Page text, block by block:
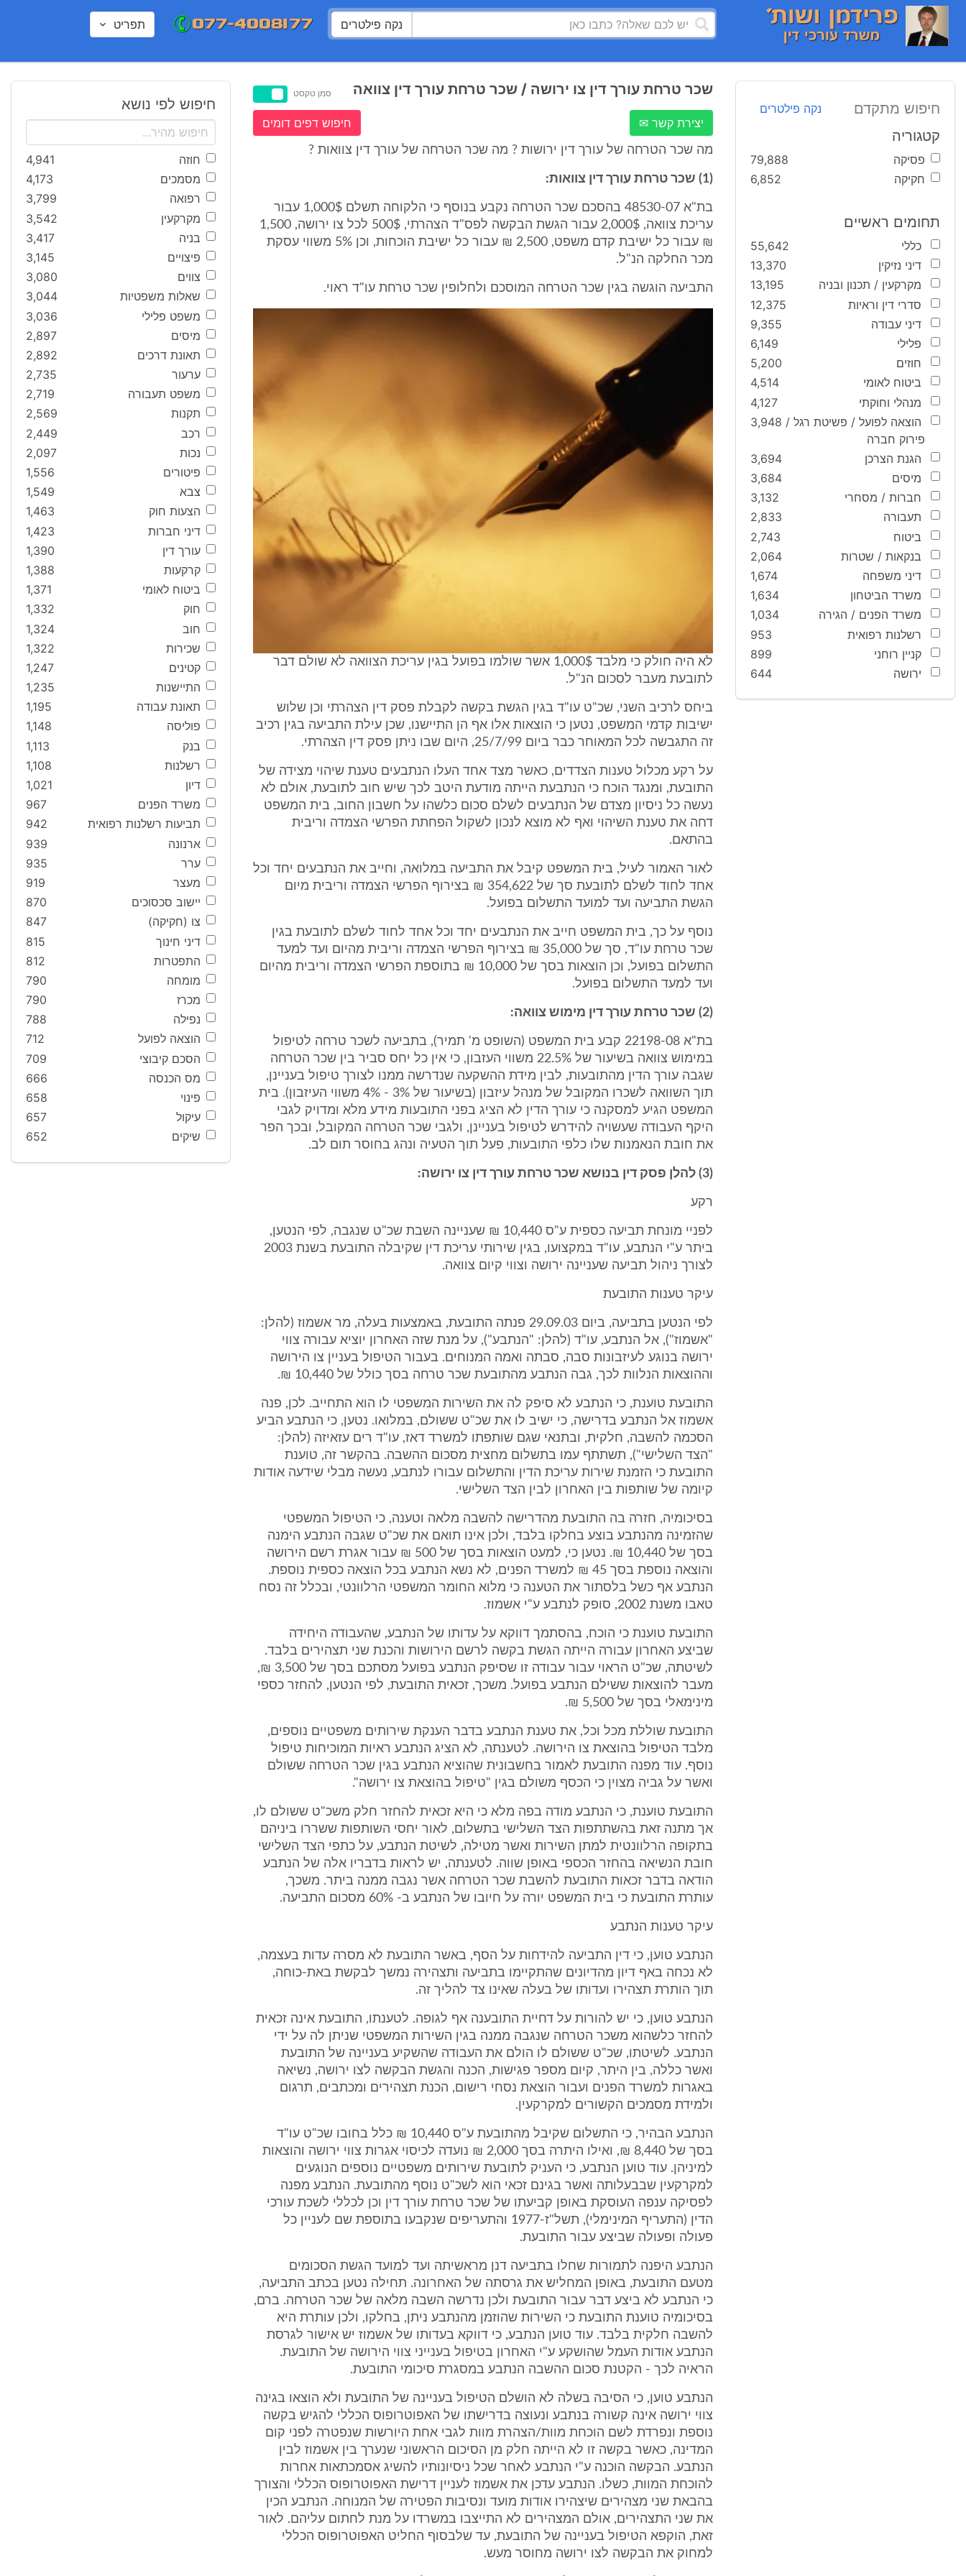
נקה פילטרים תפריט
חיפוש מתקדם נקה פילטרים
קטגוריה
פסיקה
79,888
חקיקה
6,852
תחומים ראשיים
כללי
55,642
דיני נזיקין
13,370
מקרקעין / תכנון ובניה
13,195
סדרי דין וראיות
12,375
דיני עבודה
9,355
פלילי
6,149
חוזים
5,200
ביטוח לאומי
4,514
מנהלי וחוקתי
4,127
הוצאה לפועל / פשיטת רגל /
פירוק חברה
3,948
הגנת הצרכן
3,694
מיסים
3,684
חברות / מסחרי
3,132
תעבורה
2,833
ביטוח
2,743
בנקאות / שטרות
2,064
דיני משפחה
1,674
משרד הביטחון
1,634
משרד הפנים / הגירה
1,034
רשלנות רפואית
953
קניין רוחני
899
ירושה
644
שכר טרחת עורך דין צו ירושה / שכר טרחת עורך דין צוואה סמן טקסט
יצירת קשר ✉ חיפוש דפים דומים
מה שכר הטרחה של עורך דין ירושות ? מה שכר הטרחה של עורך דין צוואות ?
(1) שכר טרחת עורך דין צוואות:
בת"א 48530-07 בהסכם שכר הטרחה נקבע בנוסף כי הלקוחה תשלם 1,000$ עבור
עריכת צוואה, 2,000$ עבור הגשת הבקשה לפס"ד הצהרתי, 500$ לכל צו ירושה, 1,500
₪ עבור כל ישיבת קדם משפט, 2,500 ₪ עבור כל ישיבת הוכחות, וכן 5% משווי עסקת
מכר החלקה הנ"ל.
התביעה הוגשה בגין שכר הטרחה המוסכם ולחלופין שכר טרחת עו"ד ראוי.
לא היה חולק כי מלבד 1,000$ אשר שולמו בפועל בגין עריכת הצוואה לא שולם דבר
לתובעת מעבר לסכום הנ"ל.
ביחס לרכיב השני, שכ"ט עו"ד בגין הגשת בקשה לקבלת פסק דין הצהרתי וכן שלוש
ישיבות קדמי המשפט, נטען כי הוצאות אלו אף הן התיישנו, שכן עילת התביעה בגין רכיב
זה התגבשה לכל המאוחר כבר ביום 25/7/99, היום שבו ניתן פסק דין הצהרתי.
על רקע מכלול טענות הצדדים, כאשר מצד אחד העלו הנתבעים טענת שיהוי מצידה של
התובעת, ומנגד הוכח כי הנתבעת הייתה מודעת היטב לכך שיש חוב לתובעת, אולם לא
נעשה כל ניסיון מצדם של הנתבעים לשלם סכום כלשהו על חשבון החוב, בית המשפט
דחה את טענת השיהוי ואף לא מוצא לנכון לשקול הפחתת הפרשי הצמדה וריבית
בהתאם.
לאור האמור לעיל, בית המשפט קיבל את התביעה במלואה, וחייב את הנתבעים יחד וכל
אחד לחוד לשלם לתובעת סך של 354,622 ₪ בצירוף הפרשי הצמדה וריבית מיום
הגשת התביעה ועד למועד התשלום בפועל.
נוסף על כך, בית המשפט חייב את הנתבעים יחד וכל אחד לחוד לשלם לתובעת בגין
שכר טרחת עו"ד, סך של 35,000 ₪ בצירוף הפרשי הצמדה וריבית מהיום ועד למעד
התשלום בפועל, וכן הוצאות בסך של 10,000 ₪ בתוספת הפרשי הצמדה וריבית מהיום
ועד למעד התשלום בפועל.
(2) שכר טרחת עורך דין מימוש צוואה:
בת"א 22198-08 קבע בית המשפט (השופט מ' תמיר), בתביעה לשכר טרחה לטיפול
במימוש צוואה בשיעור של 22.5% משווי העזבון, כי אין כל יחס סביר בין שכר הטרחה
שגבה עורך הדין מהתובעות, לבין מידת ההשקעה שנדרשה ממנו לצורך טיפול בעניינן,
תוך השוואה לשכרו המקובל של מנהל עיזבון (בשיעור של 3% - 4% משווי העיזבון). בית
המשפט הגיע למסקנה כי עורך הדין לא הציג בפני התובעות מידע מלא ומדויק לגבי
היקף העבודה שעשויה להידרש לטיפול בעניינן, ולגבי שכר הטרחה המקובל, ובכך הפר
את חובת הנאמנות שלו כלפי התובעות, פעל תוך הטעיה ונהג בחוסר תום לב.
(3) להלן פסק דין בנושא שכר טרחת עורך דין צו ירושה:
רקע
לפניי מונחת תביעה כספית ע"ס 10,440 ₪ שעניינה השבת שכ"ט שנגבה, לפי הנטען,
ביתר ע"י הנתבע, עו"ד במקצועו, בגין שירותי עריכת דין שקיבלה התובעת בשנת 2003
לצורך ניהול תביעה שעניינה ירושה וצווי קיום צוואה.
עיקר טענות התובעת
לפי הנטען בתביעה, ביום 29.09.03 פנתה התובעת, באמצעות בעלה, מר אשמוז (להלן:
"אשמוז"), אל הנתבע, עו"ד (להלן: "הנתבע"), על מנת שזה האחרון יוציא עבורה צווי
ירושה בנוגע לעיזבונות סבה, סבתה ואמה המנוחים. בעבור הטיפול בעניין צו הירושה
וההוצאות הנלוות לכך, גבה הנתבע מהתובעת שכר טרחה בסך כולל של 10,440 ₪.
התובעת טוענת, כי הנתבע לא סיפק לה את השירות המשפטי לו הוא התחייב. לכן, פנה
אשמוז אל הנתבע בדרישה, כי ישיב לו את שכ"ט ששולם, במלואו. נטען, כי הנתבע הביע
הסכמה להשבה, חלקית, ובתנאי שגם שותפתו למשרד דאז, עו"ד רים עזאיזה (להלן:
"הצד השלישי"), תשתתף עמו בתשלום מחצית מסכום ההשבה. בהקשר זה, טוענת
התובעת כי הזמנת שירות עריכת הדין והתשלום עבורו לנתבע, נעשה מבלי שידעה אודות
קיומה של שותפות בין האחרון לבין הצד השלישי.
בסיכומיה, חזרה בה התובעת מהדרישה להשבה מלאה וטענה, כי הטיפול המשפטי
שהזמינה מהנתבע בוצע בחלקו בלבד, ולכן אינו תואם את שכ"ט שגבה הנתבע הימנה
בסך של 10,440 ₪. נטען כי, למעט הוצאות בסך של 500 ₪ עבור אגרת רשם הירושה
והוצאה נוספת בסך 45 ₪ למשרד הפנים, לא נשא הנתבע בכל הוצאה כספית נוספת.
הנתבע אף כשל בלסתור את הטענה כי מלוא החומר המשפטי הרלוונטי, ובכלל זה נסח
טאבו משנת 2002, סופק לנתבע ע"י אשמוז.
התובעת טוענת כי הוכח, בהסתמך דווקא על עדותו של הנתבע, שהעבודה היחידה
שביצע האחרון עבורה הייתה הגשת בקשה לרשם הירושות והכנת שני תצהירים בלבד.
לשיטתה, שכ"ט הראוי עבור עבודה זו שסיפק הנתבע בפועל מסתכם בסך של 3,500 ₪,
מעבר להוצאות ששילם הנתבע בפועל. משכך, זכאית התובעת, לפי הנטען, להחזר כספי
מינימאלי בסך של 5,500 ₪.
התובעת שוללת מכל וכל, את טענת הנתבע בדבר הענקת שירותים משפטיים נוספים,
מלבד הטיפול בהוצאת צו הירושה. לטענתה, לא הציג הנתבע ראיות המוכיחות טיפול
נוסף. עוד מפנה התובעת לאמור בחשבונית שהוציא הנתבע בגין שכר הטרחה ששולם
ואשר על גביה מצוין כי הכסף משולם בגין "טיפול בהוצאת צו ירושה".
התובעת טוענת, כי הנתבע מודה בפה מלא כי היא זכאית להחזר חלק משכ"ט ששולם לו,
אך מתנה זאת בהשתתפות הצד השלישי בתשלום, לאור יחסי השותפות ששררו ביניהם
בתקופה הרלוונטית למתן השירות ואשר מטילה, לשיטת הנתבע, על כתפי הצד השלישי
חובת הנשיאה בהחזר הכספי באופן שווה. לטענתה, יש לראות בדבריו אלה של הנתבע
הודאה בדבר זכאות התובעת להשבת שכר הטרחה אשר נגבה ממנה ביתר. משכך,
עותרת התובעת כי בית המשפט יורה על חיובו של הנתבע ב- 60% מסכום התביעה.
עיקר טענות הנתבע
הנתבע טוען, כי דין התביעה להידחות על הסף, באשר התובעת לא מסרה עדות בעצמה,
לא נכחה באף דיון מהדיונים שהתקיימו בתביעה ותצהירה נמשך לבקשת באת-כוחה,
תוך הותרת תצהירו ועדותו של בעלה שאינו צד להליך זה.
הנתבע טוען, כי יש להורות על דחיית התובענה אף לגופה. לטענתו, התובעת אינה זכאית
להחזר כלשהוא משכר הטרחה שנגבה ממנה בגין השירות המשפטי שניתן לה על ידי
הנתבע. לשיטתו, שכ"ט ששולם לו הולם את העבודה שהשקיע בעניינה של התובעת
ואשר כללה, בין היתר, קיום מספר פגישות, הכנה והגשת הבקשה לצו ירושה, נשיאה
באגרות למשרד הפנים ועבור הוצאת נסחי רישום, הכנת תצהירים ומכתבים, תרגום
ולמידת מסמכים הקשורים למקרקעין.
הנתבע הבהיר, כי התשלום שקיבל מהתובעת ע"ס 10,440 ₪ כלל בחובו שכ"ט עו"ד
בסך של 8,440 ₪, ואילו היתרה בסך 2,000 ₪ נועדה לכיסוי אגרות צווי ירושה והוצאות
למיניהן. עוד טוען הנתבע, כי העניק לתובעת שירותים משפטיים נוספים הנוגעים
למקרקעין שבבעלותה ואשר בגינם זכאי הוא לשכ"ט נוסף מהתובעת. הנתבע מפנה
לפסיקה ענפה העוסקת באופן קביעתו של שכר טרחת עורך דין וכן לכללי לשכת עורכי
הדין (התעריף המינימלי), תשל"ז-1977 והתעריפים שנקבעו בתוספת שם לעניין כל
פעולה ופעולה שביצע עבור התובעת.
הנתבע היפנה לתמורות שחלו בתביעה דנן מראשיתה ועד למועד הגשת הסכומים
מטעם התובעת, באופן המחליש את גרסתה של האחרונה. תחילה נטען בכתב התביעה,
כי הנתבע לא ביצע דבר עבור התובעת ולכן נדרשה השבה מלאה של שכר הטרחה. ברם,
בסיכומיה טוענת התובעת כי השירות שהוזמן מהנתבע ניתן, בחלקו, ולכן עותרת היא
להשבה חלקית בלבד. עוד טוען הנתבע, כי דווקא בעדותו של אשמוז יש אישור לגרסת
הנתבע אודות העמל שהושקע ע"י האחרון בטיפול בענייני צווי הירושה של התובעת.
הראיה לכך - הקטנת סכום ההשבה הנתבע במסגרת סיכומי התובעת.
הנתבע טוען, כי הסיבה בשלה לא הושלם הטיפול בעניינה של התובעת ולא הוצאו בגינה
צווי ירושה אינה קשורה בנתבע ונעוצה בדרישתו של האפוטרופוס הכללי להגיש בקשה
נוספת ונפרדת לשם הוכחת מוות/הצהרת מוות לגבי אחת היורשות שנפטרה לפני קום
המדינה, כאשר בקשה זו לא הייתה חלק מן הסיכום הראשוני שנערך בין אשמוז לבין
הנתבע. הבקשה הוכנה ע"י הנתבע לאחר שכל ניסיונותיו להשיג אסמכתאות אחרות
להוכחת המוות, כשלו. הנתבע עדכן את אשמוז לעניין דרישת האפוטרופוס הכללי והצורך
בהבאת שני מצהירים שיצהירו אודות מועד ונסיבות הפטירה של המנוחה. הנתבע הכין
את שני התצהירים, אולם המצהירים לא התייצבו במשרדו על מנת לחתום עליהם. לאור
זאת, הוקפא הטיפול בעניינה של התובעת, עד שלבסוף החליט האפוטרופוס הכללי
למחוק את הבקשה לצו ירושה מחוסר מעש.
חיפוש לפי נושא
חוזה
4,941
מסמכים
4,173
רפואה
3,799
מקרקעין
3,542
בניה
3,417
פיצויים
3,145
צווים
3,080
שאלות משפטיות
3,044
משפט פלילי
3,036
מיסים
2,897
תאונת דרכים
2,892
ערעור
2,735
משפט תעבורה
2,719
תקנות
2,569
רכב
2,449
נכות
2,097
פיטורים
1,556
צבא
1,549
הצעות חוק
1,463
דיני חברות
1,423
עורך דין
1,390
קרקעות
1,388
ביטוח לאומי
1,371
חוק
1,332
חוב
1,324
שכירות
1,322
קטינים
1,247
התיישנות
1,235
תאונת עבודה
1,195
פוליסה
1,148
בנק
1,113
רשלנות
1,108
דיון
1,021
משרד הפנים
967
תביעות רשלנות רפואית
942
ארנונה
939
ערר
935
מעצר
919
יישוב סכסוכים
870
צו (חקיקה)
847
דיני חינוך
815
התפטרות
812
מומחה
790
מכרז
790
נפילה
788
הוצאה לפועל
712
הסכם קיבוצי
709
מס הכנסה
666
פינוי
658
עיקול
657
שיקים
652